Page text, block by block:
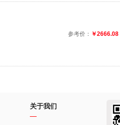
参考价： ￥2666.08
关于我们